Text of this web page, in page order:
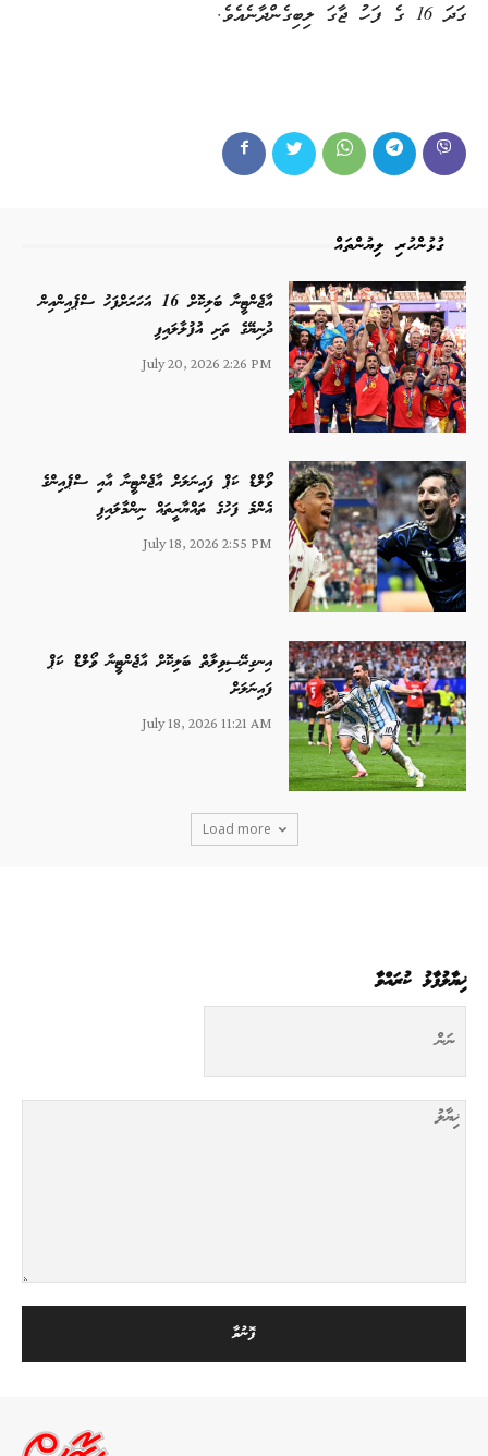
ގަދަ 16 ގެ ފަހު ޖާގަ ލިބިގެންދާނެއެވެ.
ގުޅުންހުރި ލިޔުންތައް
އާޖެންޓީނާ ބަލިކޮށް 16 އަހަރަށްފަހު ސްޕެއިންއިން
ދުނިޔޭގެ ތަށި އުފުލާލައިފި
July 20, 2026 2:26 PM
ވޯލްޑް ކަޕް ފައިނަލަށް އާޖެންޓީނާ އާއި ސްޕެއިންގެ
އެންމެ ފަހުގެ ތައްޔާރީތައް ނިންމާލައިފި
July 18, 2026 2:55 PM
އިނގިރޭސިވިލާތް ބަލިކޮށް އާޖެންޓީނާ ވޯލްޑް ކަޕް
ފައިނަލަށް
July 18, 2026 11:21 AM
Load more
ޚިޔާލުފާޅު ކުރައްވާ